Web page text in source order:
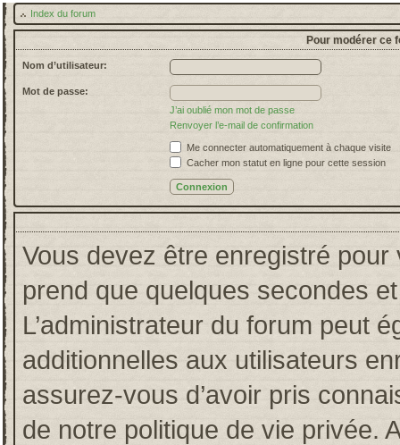
Index du forum
Pour modérer ce
Nom d’utilisateur:
Mot de passe:
J’ai oublié mon mot de passe
Renvoyer l’e-mail de confirmation
Me connecter automatiquement à chaque visite
Cacher mon statut en ligne pour cette session
Vous devez être enregistré pour
prend que quelques secondes
L’administrateur du forum peut
additionnelles aux utilisateurs
assurez-vous d’avoir pris
de notre politique de vie privée.